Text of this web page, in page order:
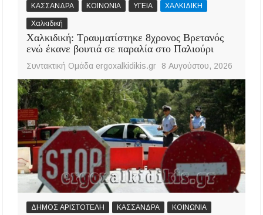
ΚΑΣΣΑΝΔΡΑ ΚΟΙΝΩΝΙΑ ΥΓΕΙΑ ΧΑΛΚΙΔΙΚΗ
Χαλκιδική
Χαλκιδική: Τραυματίστηκε 8χρονος Βρετανός
ενώ έκανε βουτιά σε παραλία στο Παλιούρι
Συντακτική Ομάδα ergoxalkidikis.gr 8 Αυγούστου, 2026
ΔΗΜΟΣ ΑΡΙΣΤΟΤΕΛΗ ΚΑΣΣΑΝΔΡΑ ΚΟΙΝΩΝΙΑ